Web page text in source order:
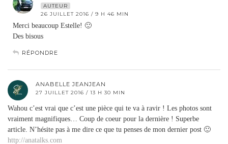
AUTEUR
26 JUILLET 2016 / 9 H 46 MIN
Merci beaucoup Estelle! 🙂
Des bisous
RÉPONDRE
ANABELLE JEANJEAN
27 JUILLET 2016 / 13 H 30 MIN
Wahou c’est vrai que c’est une pièce qui te va à ravir ! Les photos sont
vraiment magnifiques… Coup de coeur pour la dernière ! Superbe
article. N’hésite pas à me dire ce que tu penses de mon dernier post 🙂
http://anatalks.com